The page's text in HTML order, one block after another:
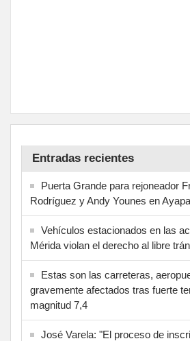
Entradas recientes
Puerta Grande para rejoneador
Rodríguez y Andy Younes en
Vehículos estacionados en las
Mérida violan el derecho al libre
Estas son las carreteras,
gravemente afectados tras fuerte
magnitud 7,4
José Varela: "El proceso de